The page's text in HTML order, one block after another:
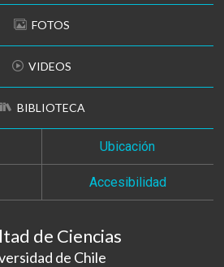
FOTOS
VIDEOS
BIBLIOTECA
Ubicación
Accesibilidad
de Ciencias
de Chile